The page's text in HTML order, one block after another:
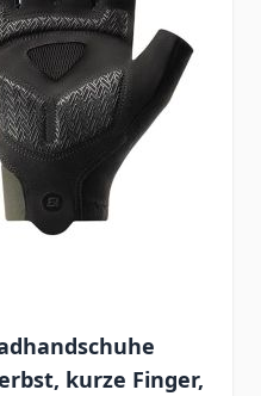
kurze Finger,